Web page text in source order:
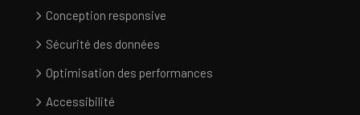
Conception responsive
Sécurité des données
Optimisation des performances
Accessibilité